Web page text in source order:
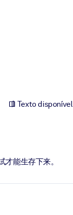
Texto disponível
能生存下来。